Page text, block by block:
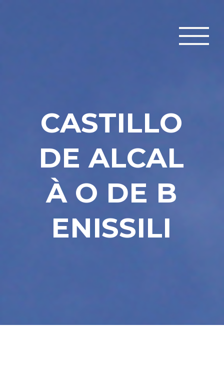
CASTILLO
DE ALCAL
À O DE B
ENISSILI